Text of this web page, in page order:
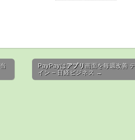
PayPayはアプリ画面を毎週改善
イン – 日経ビジネス →